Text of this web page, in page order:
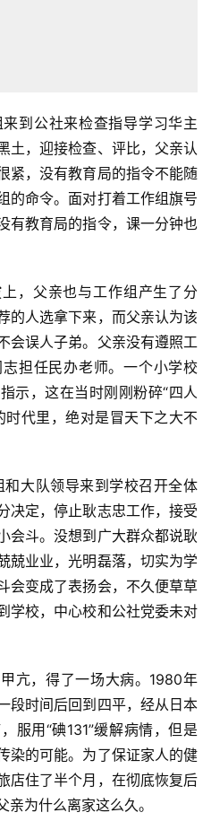
到公社来检查指导学习华主
土，迎接检查、评比，父亲认
紧，没有教育局的指令不能随
的命令。面对打着工作组旗号
有教育局的指令，课一分钟也
，父亲也与工作组产生了分
的人选拿下来，而父亲认为该
会误人子弟。父亲没有遵照工
担任民办老师。一个小学校
示，这在当时刚刚粉碎“四人
时代里，绝对是冒天下之大不
大队领导来到学校召开全体
决定，停止耿志忠工作，接受
会斗。没想到广大群众都说耿
兢业业，光明磊落，切实为学
会变成了表扬会，不久便草草
学校，中心校和公社党委未对
亢，得了一场大病。1980年
段时间后回到四平，经从日本
服用“碘131”缓解病情，但是
染的可能。为了保证家人的健
店住了半个月，在彻底恢复后
为什么离家这么久。